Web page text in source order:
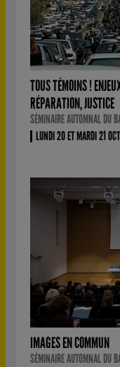
TOUS TÉMOINS !
RÉPARATION, JUSTICE
SÉMINAIRE AUTOMNAL DU
LUNDI 20 ET MARDI 21
IMAGES EN COMMUN
SÉMINAIRE AUTOMNAL DU